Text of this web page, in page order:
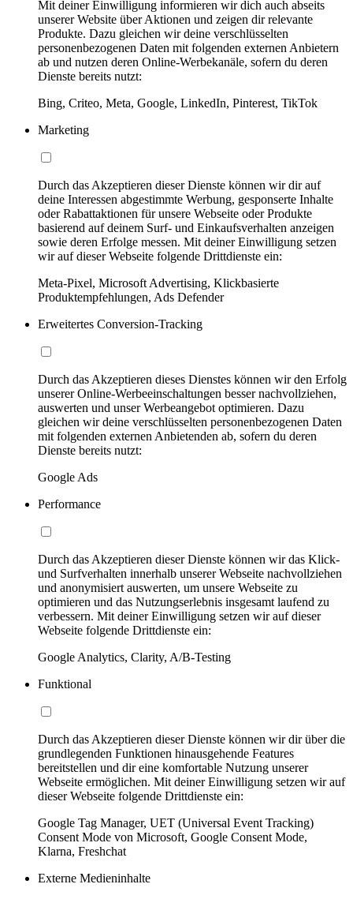
Mit deiner Einwilligung informieren wir dich auch abseits
unserer Website über Aktionen und zeigen dir relevante
Produkte. Dazu gleichen wir deine verschlüsselten
personenbezogenen Daten mit folgenden externen Anbietern
ab und nutzen deren Online-Werbekanäle, sofern du deren
Dienste bereits nutzt:
Bing, Criteo, Meta, Google, LinkedIn, Pinterest, TikTok
Marketing
Durch das Akzeptieren dieser Dienste können wir dir auf
deine Interessen abgestimmte Werbung, gesponserte Inhalte
oder Rabattaktionen für unsere Webseite oder Produkte
basierend auf deinem Surf- und Einkaufsverhalten anzeigen
sowie deren Erfolge messen. Mit deiner Einwilligung setzen
wir auf dieser Webseite folgende Drittdienste ein:
Meta-Pixel, Microsoft Advertising, Klickbasierte
Produktempfehlungen, Ads Defender
Erweitertes Conversion-Tracking
Durch das Akzeptieren dieses Dienstes können wir den Erfolg
unserer Online-Werbeeinschaltungen besser nachvollziehen,
auswerten und unser Werbeangebot optimieren. Dazu
gleichen wir deine verschlüsselten personenbezogenen Daten
mit folgenden externen Anbietenden ab, sofern du deren
Dienste bereits nutzt:
Google Ads
Performance
Durch das Akzeptieren dieser Dienste können wir das Klick-
und Surfverhalten innerhalb unserer Webseite nachvollziehen
und anonymisiert auswerten, um unsere Webseite zu
optimieren und das Nutzungserlebnis insgesamt laufend zu
verbessern. Mit deiner Einwilligung setzen wir auf dieser
Webseite folgende Drittdienste ein:
Google Analytics, Clarity, A/B-Testing
Funktional
Durch das Akzeptieren dieser Dienste können wir dir über die
grundlegenden Funktionen hinausgehende Features
bereitstellen und dir eine komfortable Nutzung unserer
Webseite ermöglichen. Mit deiner Einwilligung setzen wir auf
dieser Webseite folgende Drittdienste ein:
Google Tag Manager, UET (Universal Event Tracking)
Consent Mode von Microsoft, Google Consent Mode,
Klarna, Freshchat
Externe Medieninhalte